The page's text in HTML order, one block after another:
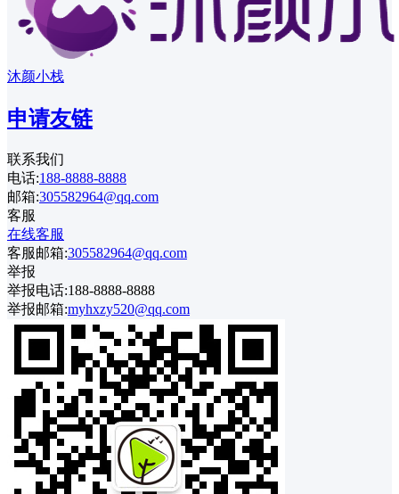
沐颜小栈
申请友链
联系我们
电话:188-8888-8888
邮箱:305582964@qq.com
客服
在线客服
客服邮箱:305582964@qq.com
举报
举报电话:188-8888-8888
举报邮箱:myhxzy520@qq.com